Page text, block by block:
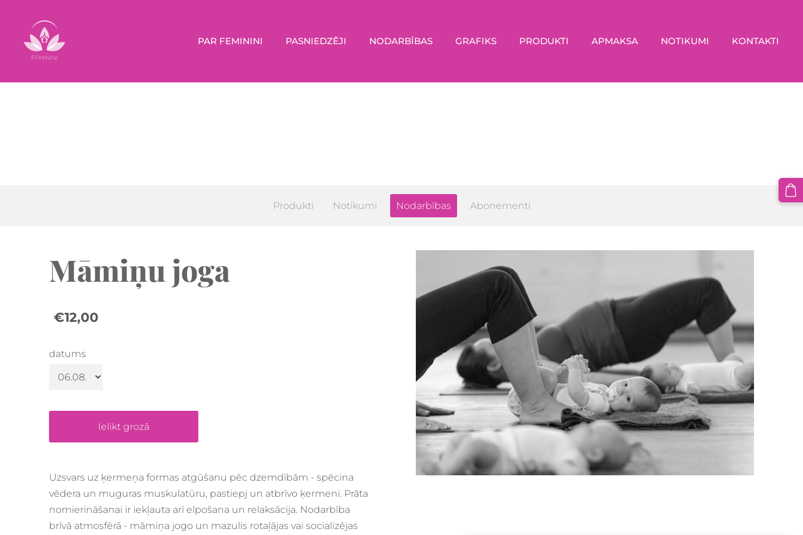
PAR FEMININI PASNIEDZĒJI NODARBĪBAS GRAFIKS PRODUKTI APMAKSA NOTIKUMI KONTAKTI
Produkti Notikumi Nodarbības Abonementi
Māmiņu joga
€12,00
datums
Ielikt grozā
Uzsvars uz ķermeņa formas atgūšanu pēc dzemdībām - spēcina
vēdera un muguras muskulatūru, pastiepj un atbrīvo ķermeni. Prāta
nomierināšanai ir iekļauta arī elpošana un relaksācija. Nodarbība
brīvā atmosfērā - māmiņa jogo un mazulis rotaļājas vai socializējas